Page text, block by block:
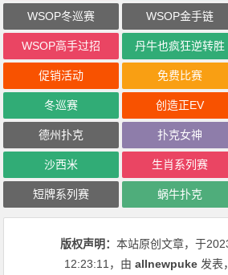
WSOP冬巡赛 WSOP金手链
WSOP高手过招 丹牛也疯狂逆转胜
促销活动 免费比赛
冬巡赛 创造正EV
德州扑克 扑克女神
沙西米 生肖系列赛
短牌系列赛 蜗牛扑克
版权声明：本站原创文章，于
12:23:11 ，由allnewpuke 发表